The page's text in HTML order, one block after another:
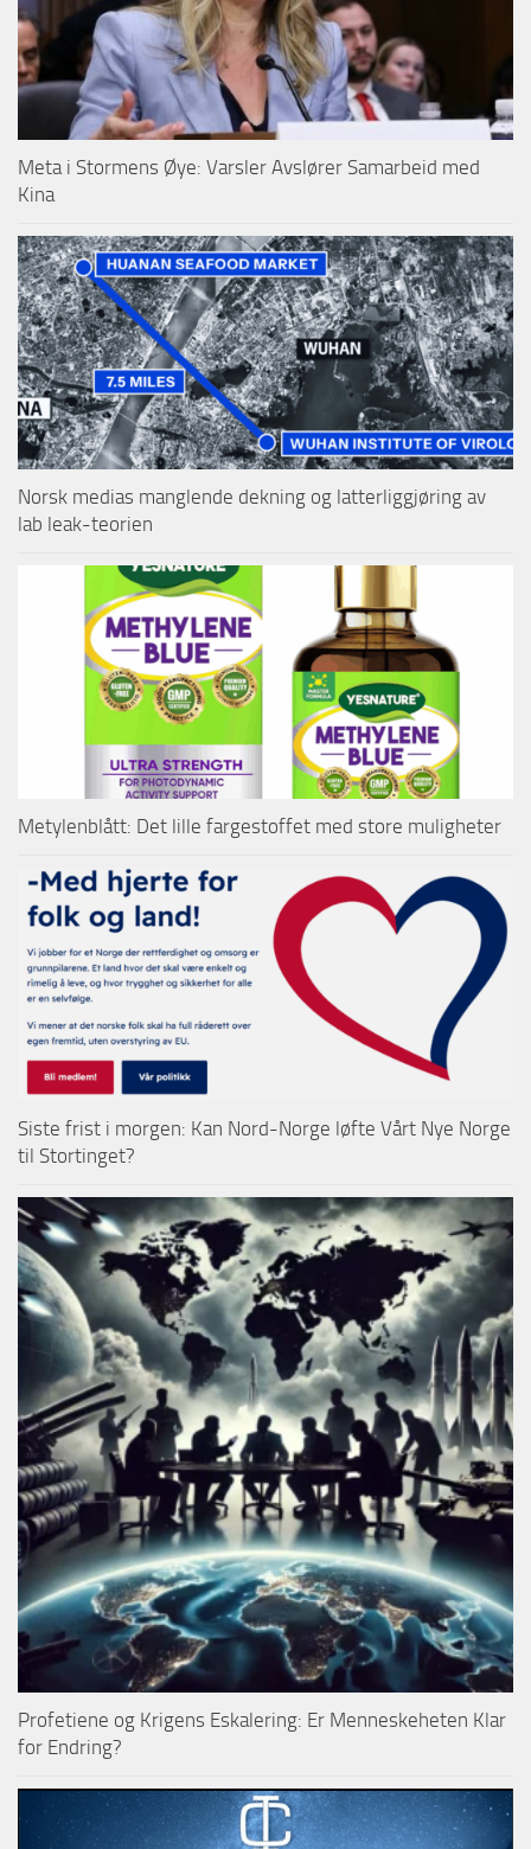
Meta i Stormens Øye: Varsler Avslører Samarbeid med
Kina
Norsk medias manglende dekning og latterliggjøring av
lab leak-teorien
Metylenblått: Det lille fargestoffet med store muligheter
Siste frist i morgen: Kan Nord-Norge løfte Vårt Nye Norge
til Stortinget?
Profetiene og Krigens Eskalering: Er Menneskeheten Klar
for Endring?